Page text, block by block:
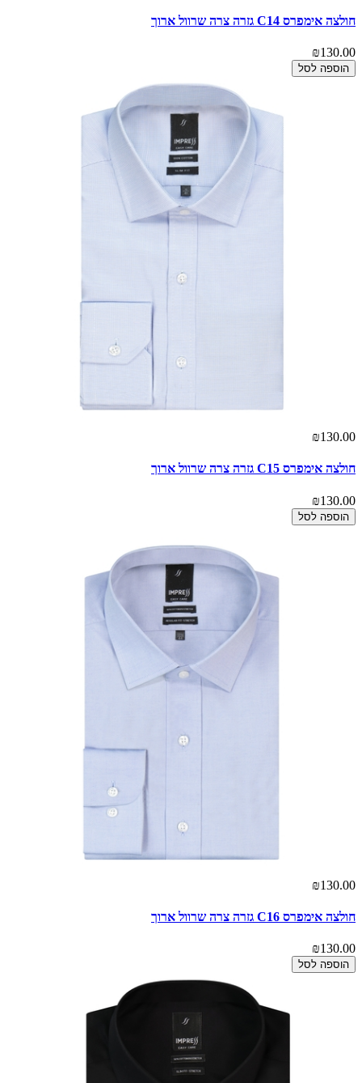
חולצה אימפרס C14 גזרה צרה שרוול ארוך
₪130.00
הוספה לסל
₪130.00
חולצה אימפרס C15 גזרה צרה שרוול ארוך
₪130.00
הוספה לסל
₪130.00
חולצה אימפרס C16 גזרה צרה שרוול ארוך
₪130.00
הוספה לסל